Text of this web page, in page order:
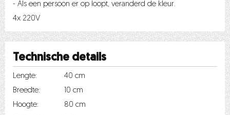
- Als een persoon er op loopt, veranderd de kleur.
4x 220V
Technische details
Lengte:
40 cm
Breedte:
10 cm
Hoogte:
80 cm